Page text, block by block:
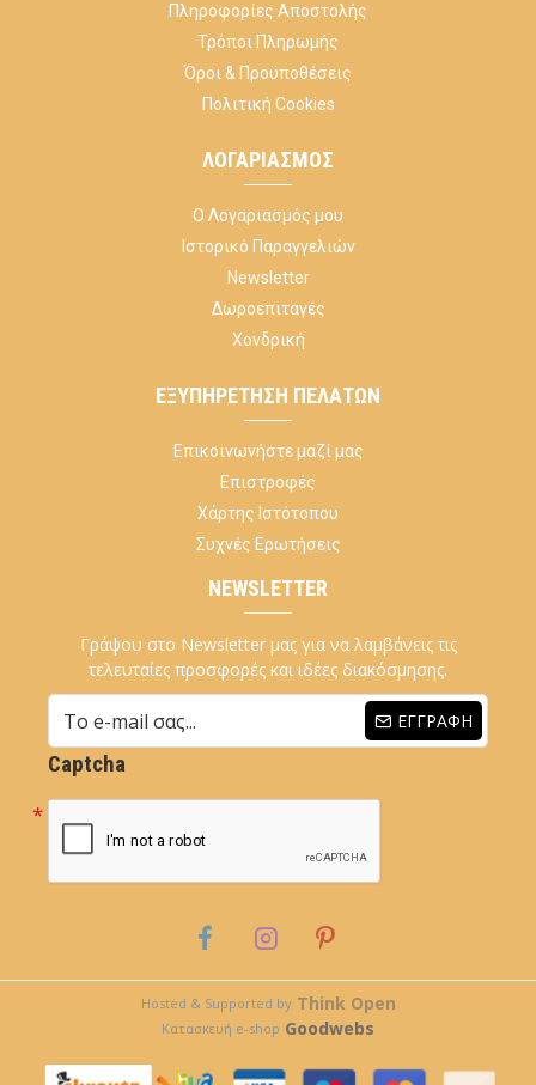
Πληροφορίες Αποστολής
Τρόποι Πληρωμής
Όροι & Προϋποθέσεις
Πολιτική Cookies
ΛΟΓΑΡΙΑΣΜΌΣ
Ο Λογαριασμός μου
Ιστορικό Παραγγελιών
Newsletter
Δωροεπιταγές
Χονδρική
ΕΞΥΠΗΡΈΤΗΣΗ ΠΕΛΑΤΏΝ
Επικοινωνήστε μαζί μας
Επιστροφές
Χάρτης Ιστότοπου
Συχνές Ερωτήσεις
NEWSLETTER
Γράψου στο Newsletter μας για να λαμβάνεις τις
τελευταίες προσφορές και ιδέες διακόσμησης.
ΕΓΓΡΑΦΉ
Captcha
Hosted & Supported by Think Open
Κατασκευή e-shop Goodwebs